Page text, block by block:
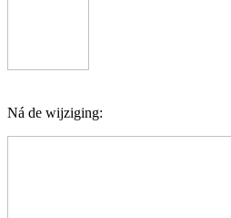
Ná de wijziging: